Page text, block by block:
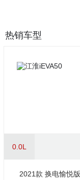
热销车型
0.0L
2021款 换电愉悦版